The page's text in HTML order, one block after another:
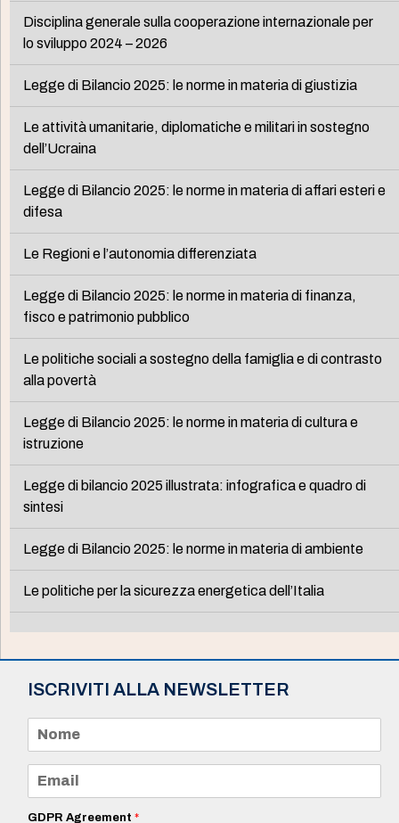
Disciplina generale sulla cooperazione internazionale per
lo sviluppo 2024 – 2026
Legge di Bilancio 2025: le norme in materia di giustizia
Le attività umanitarie, diplomatiche e militari in sostegno
dell’Ucraina
Legge di Bilancio 2025: le norme in materia di affari esteri e
difesa
Le Regioni e l’autonomia differenziata
Legge di Bilancio 2025: le norme in materia di finanza,
fisco e patrimonio pubblico
Le politiche sociali a sostegno della famiglia e di contrasto
alla povertà
Legge di Bilancio 2025: le norme in materia di cultura e
istruzione
Legge di bilancio 2025 illustrata: infografica e quadro di
sintesi
Legge di Bilancio 2025: le norme in materia di ambiente
Le politiche per la sicurezza energetica dell’Italia
ISCRIVITI ALLA NEWSLETTER
m
e
a
iGDPR Agreement *